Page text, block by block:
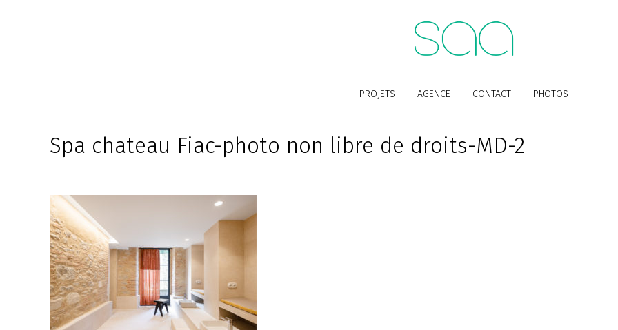
PROJETS AGENCE CONTACT PHOTOS
Spa chateau Fiac-photo non libre de droits-MD-2